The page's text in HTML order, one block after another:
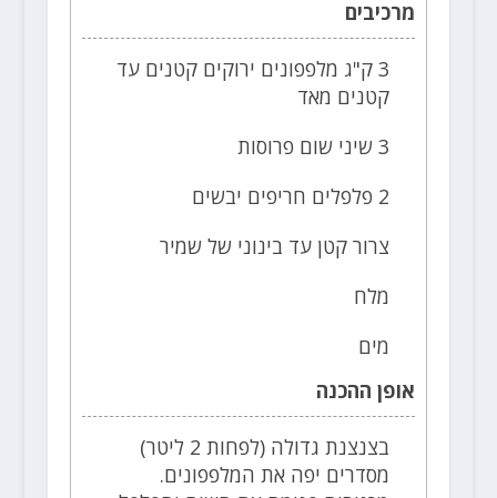
מרכיבים
3 ק"ג מלפפונים ירוקים קטנים עד
קטנים מאד
3 שיני שום פרוסות
2 פלפלים חריפים יבשים
צרור קטן עד בינוני של שמיר
מלח
מים
אופן ההכנה
בצנצנת גדולה (לפחות 2 ליטר)
מסדרים יפה את המלפפונים.